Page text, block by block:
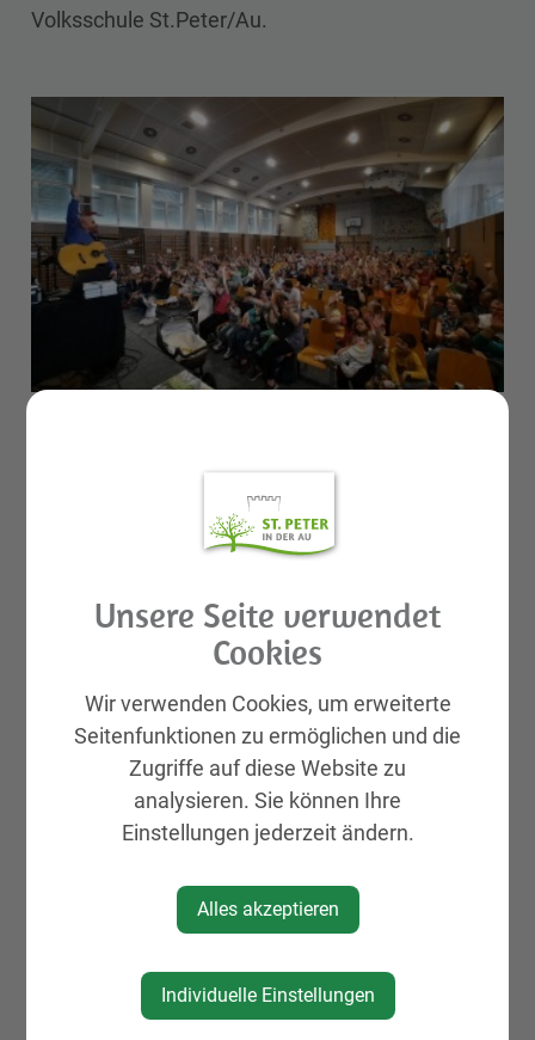
Volksschule St.Peter/Au.
Unsere Seite verwendet
Cookies
Wir verwenden Cookies, um erweiterte
Seitenfunktionen zu ermöglichen und die
Zugriffe auf diese Website zu
analysieren. Sie können Ihre
Einstellungen jederzeit ändern.
Alles akzeptieren
Individuelle Einstellungen